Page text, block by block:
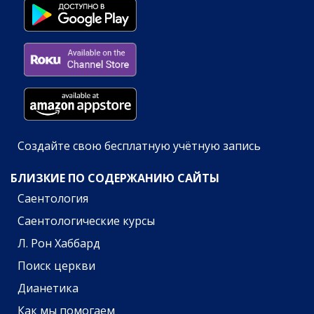
Создайте свою бесплатную учётную запись
БЛИЗКИЕ ПО СОДЕРЖАНИЮ САЙТЫ
Саентология
Саентологические курсы
Л. Рон Хаббард
Поиск церкви
Дианетика
Как мы помогаем